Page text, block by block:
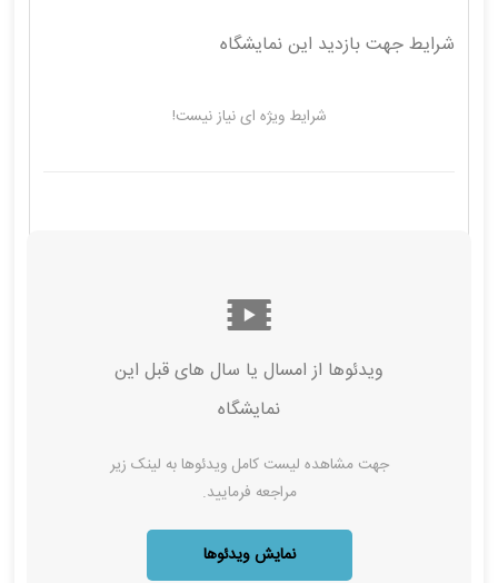
شرایط جهت بازدید این نمایشگاه
شرایط ویژه ای نیاز نیست!
ویدئوها از امسال‌ یا سال های قبل این
نمایشگاه
جهت مشاهده لیست کامل ویدئوها به لینک زیر
مراجعه فرمایید.
نمایش ویدئوها